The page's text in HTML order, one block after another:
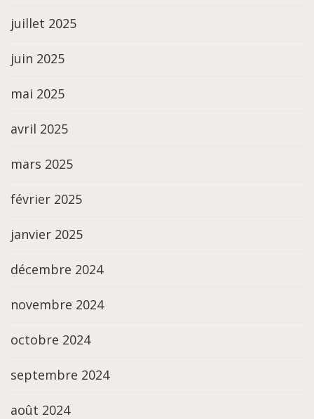
juillet 2025
juin 2025
mai 2025
avril 2025
mars 2025
février 2025
janvier 2025
décembre 2024
novembre 2024
octobre 2024
septembre 2024
août 2024